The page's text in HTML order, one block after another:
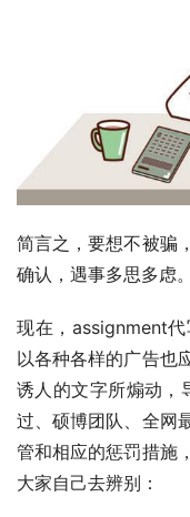
简言之，要想不被骗
确认，遇事多思多虑。
现在，assignment
以各种各样的广告也
诱人的文字所煽动，
过、硕博团队、全网
管和相应的惩罚措施
大家自己去辨别：